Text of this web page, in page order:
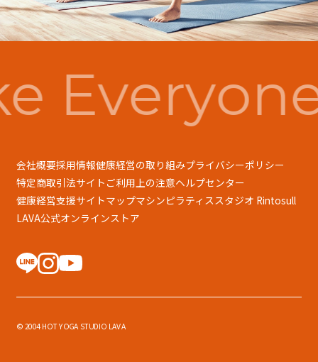
会社概要採用情報健康経営の取り組みプライバシーポリシー
特定商取引法サイトご利用上の注意ヘルプセンター
健康経営支援サイトマップマシンピラティススタジオ Rintosull
LAVA公式オンラインストア
© 2004 HOT YOGA STUDIO LAVA